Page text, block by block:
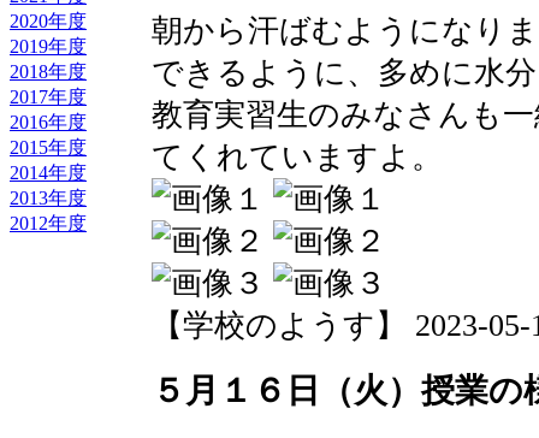
2020年度
2019年度
2018年度
2017年度
2016年度
2015年度
2014年度
2013年度
2012年度
朝から汗ばむようになり
できるように、多めに水
教育実習生のみなさんも
てくれていますよ。
【学校のようす】 2023-05-
５月１６日（火）授業の